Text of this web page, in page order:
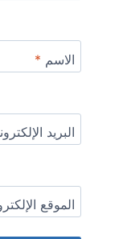
الاسم *
البريد
الموقع